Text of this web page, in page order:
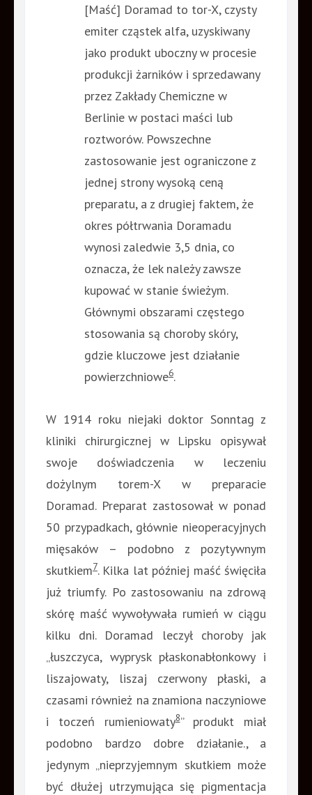
[Maść] Doramad to tor-X, czysty
emiter cząstek alfa, uzyskiwany
jako produkt uboczny w procesie
produkcji żarników i sprzedawany
przez Zakłady Chemiczne w
Berlinie w postaci maści lub
roztworów. Powszechne
zastosowanie jest ograniczone z
jednej strony wysoką ceną
preparatu, a z drugiej faktem, że
okres półtrwania Doramadu
wynosi zaledwie 3,5 dnia, co
oznacza, że ​​lek należy zawsze
kupować w stanie świeżym.
Głównymi obszarami częstego
stosowania są choroby skóry,
gdzie kluczowe jest działanie
powierzchniowe6.
W 1914 roku niejaki doktor Sonntag z
kliniki chirurgicznej w Lipsku opisywał
swoje doświadczenia w leczeniu
dożylnym torem-X w preparacie
Doramad. Preparat zastosował w ponad
50 przypadkach, głównie nieoperacyjnych
mięsaków – podobno z pozytywnym
skutkiem7. Kilka lat później maść święciła
już triumfy. Po zastosowaniu na zdrową
skórę maść wywoływała rumień w ciągu
kilku dni. Doramad leczył choroby jak
„łuszczyca, wyprysk płaskonabłonkowy i
liszajowaty, liszaj czerwony płaski, a
czasami również na znamiona naczyniowe
i toczeń rumieniowaty8” produkt miał
podobno bardzo dobre działanie., a
jedynym „nieprzyjemnym skutkiem może
być dłużej utrzymująca się pigmentacja